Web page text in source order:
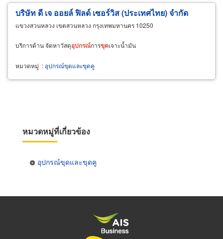
บริษัท ดี เจ ออยล์ ฟิลด์ เซอร์วิส (ประเทศไทย) จำกัด
แขวงสวนหลวง เขตสวนหลวง กรุงเทพมหานคร 10250
บริการด้าน จัดหาวัสดุอุปกรณ์การขุดเจาะน้ำมัน
หมวดหมู่ : อุปกรณ์ขุดและขุดคู
หมวดหมู่ที่เกี่ยวข้อง
อุปกรณ์ขุดและขุดคู